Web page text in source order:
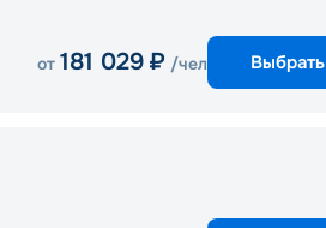
от 181 029 ₽ /чел Выбрать